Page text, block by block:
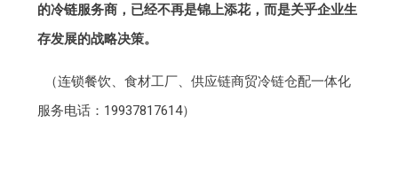
的冷链服务商，已经不再是锦上添花，而是关乎企业生
存发展的战略决策。
（连锁餐饮、食材工厂、供应链商贸冷链仓配一体化
服务电话：19937817614）